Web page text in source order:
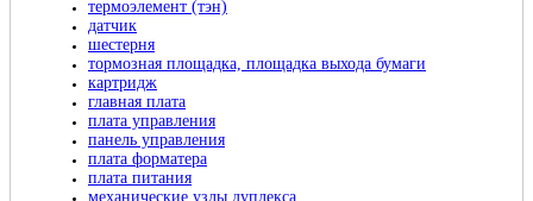
термоэлемент (тэн)
датчик
шестерня
тормозная площадка, площадка выхода бумаги
картридж
главная плата
плата управления
панель управления
плата форматера
плата питания
механические узлы дуплекса